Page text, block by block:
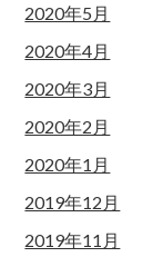
2020年5月
2020年4月
2020年3月
2020年2月
2020年1月
2019年12月
2019年11月